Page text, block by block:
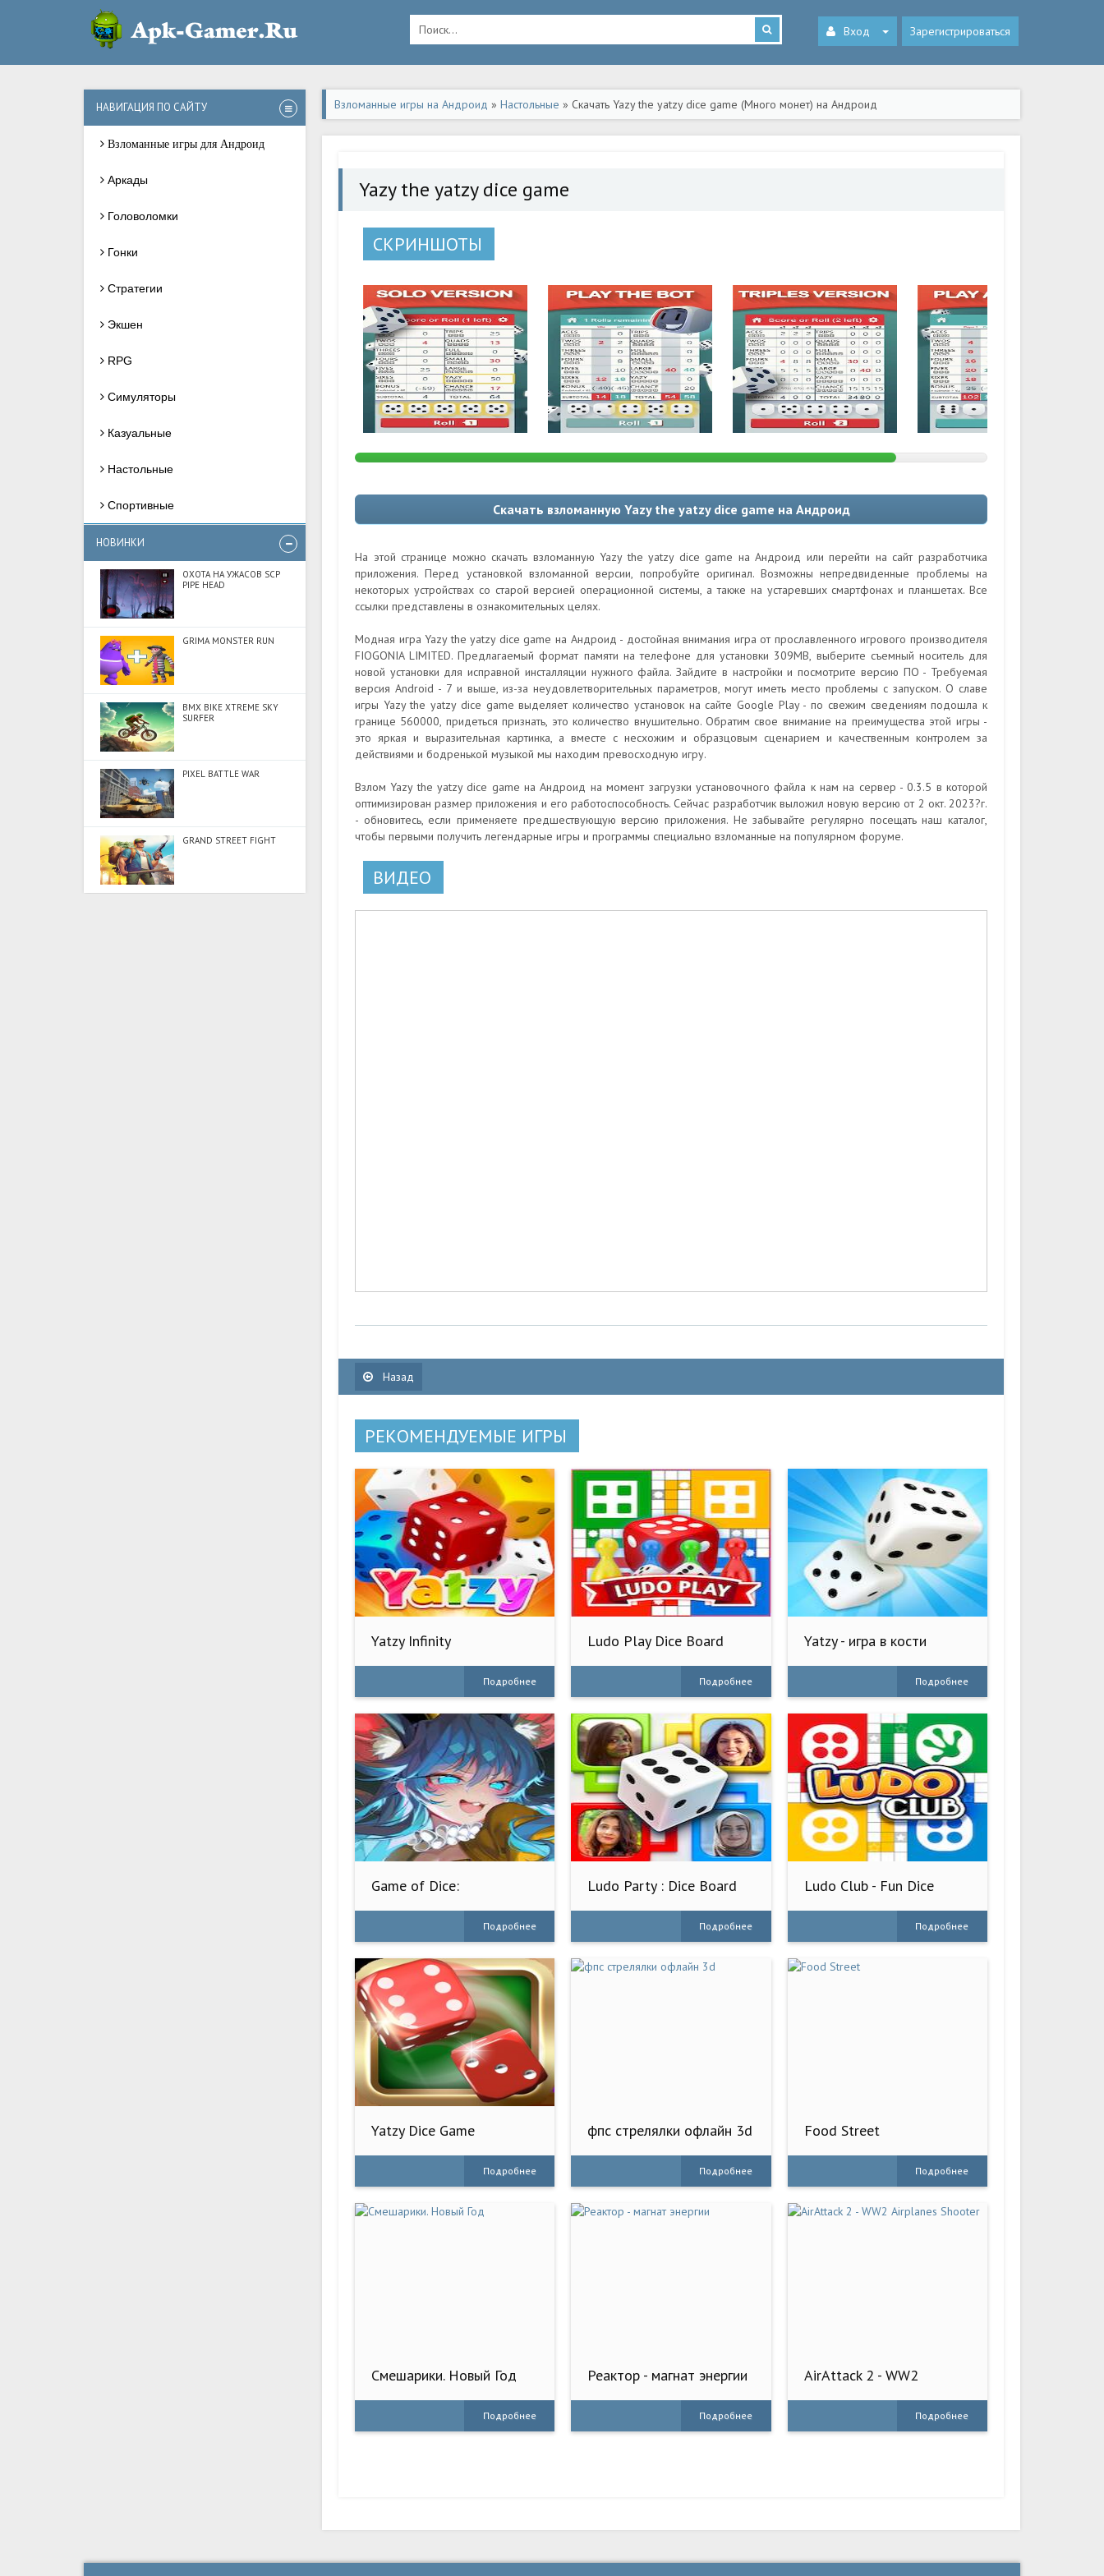
Вход Зарегистрироваться
НАВИГАЦИЯ ПО САЙТУ
Взломанные игры для Андроид
Аркады
Головоломки
Гонки
Стратегии
Экшен
RPG
Симуляторы
Казуальные
Настольные
Спортивные
НОВИНКИ
ОХОТА НА УЖАСОВ SCP
PIPE HEAD
GRIMA MONSTER RUN
BMX BIKE XTREME SKY
SURFER
PIXEL BATTLE WAR
GRAND STREET FIGHT
Взломанные игры на Андроид » Настольные » Скачать Yazy the yatzy dice game (Много монет) на Андроид
Yazy the yatzy dice game
СКРИНШОТЫ
Скачать взломанную Yazy the yatzy dice game на Андроид
На этой странице можно скачать взломанную Yazy the yatzy dice game на Андроид или перейти на сайт разработчика
приложения. Перед установкой взломанной версии, попробуйте оригинал. Возможны непредвиденные проблемы на
некоторых устройствах со старой версией операционной системы, а также на устаревших смартфонах и планшетах. Все
ссылки представлены в ознакомительных целях.
Модная игра Yazy the yatzy dice game на Андроид - достойная внимания игра от прославленного игрового производителя
FIOGONIA LIMITED. Предлагаемый формат памяти на телефоне для установки 309MB, выберите съемный носитель для
новой установки для исправной инсталляции нужного файла. Зайдите в настройки и посмотрите версию ПО - Требуемая
версия Android - 7 и выше, из-за неудовлетворительных параметров, могут иметь место проблемы с запуском. О славе
игры Yazy the yatzy dice game выделяет количество установок на сайте Google Play - по свежим сведениям подошла к
границе 560000, придеться признать, это количество внушительно. Обратим свое внимание на преимущества этой игры -
это яркая и выразительная картинка, а вместе с несхожим и образцовым сценарием и качественным контролем за
действиями и бодренькой музыкой мы находим превосходную игру.
Взлом Yazy the yatzy dice game на Андроид на момент загрузки установочного файла к нам на сервер - 0.3.5 в которой
оптимизирован размер приложения и его работоспособность. Сейчас разработчик выложил новую версию от 2 окт. 2023?г.
- обновитесь, если применяете предшествующую версию приложения. Не забывайте регулярно посещать наш каталог,
чтобы первыми получить легендарные игры и программы специально взломанные на популярном форуме.
ВИДЕО
Назад
РЕКОМЕНДУЕМЫЕ ИГРЫ
Yatzy Infinity
Подробнее
Ludo Play Dice Board
Подробнее
Yatzy - игра в кости
Подробнее
Game of Dice:
Подробнее
Ludo Party : Dice Board
Подробнее
Ludo Club - Fun Dice
Подробнее
Yatzy Dice Game
Подробнее
фпс стрелялки офлайн 3d
Подробнее
Food Street
Подробнее
Смешарики. Новый Год
Подробнее
Реактор - магнат энергии
Подробнее
AirAttack 2 - WW2
Подробнее